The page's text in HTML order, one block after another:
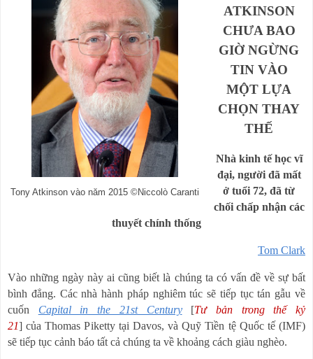
Tony Atkinson vào năm 2015 ©Niccolò Caranti
ATKINSON
CHƯA BAO
GIỜ NGỪNG
TIN VÀO
MỘT LỰA
CHỌN THAY
THẾ
Nhà kinh tế học vĩ
đại, người đã mất
ở tuổi 72, đã từ
chối chấp nhận các
thuyết chính thống
Tom Clark
Vào những ngày này ai cũng biết là chúng ta có vấn đề về sự bất
bình đẳng. Các nhà hành pháp nghiêm túc sẽ tiếp tục tán gẫu về
cuốn Capital in the 21st Century[Tư bản trong thế kỷ
21] của Thomas Piketty tại Davos, và Quỹ Tiền tệ Quốc tế (IMF)
sẽ tiếp tục cảnh báo tất cả chúng ta về khoảng cách giàu nghèo.